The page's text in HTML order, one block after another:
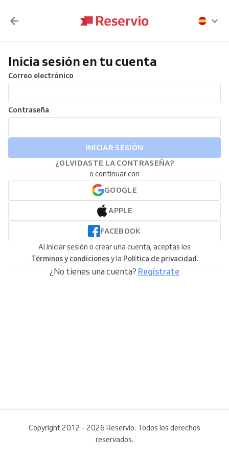
Inicia sesión en tu cuenta
Correo electrónico
Contraseña
INICIAR SESIÓN
¿OLVIDASTE LA CONTRASEÑA?
o continuar con
GOOGLE
APPLE
FACEBOOK
Al iniciar sesión o crear una cuenta, aceptas los
Términos y condicionesy la Política de privacidad.
¿No tienes una cuenta? Regístrate
Copyright 2012 - 2026 Reservio. Todos los derechos
reservados.